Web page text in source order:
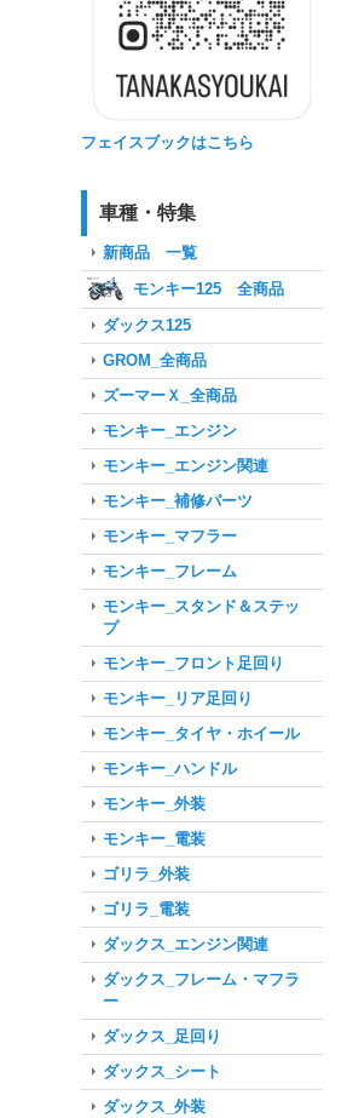
フェイスブックはこちら
車種・特集
新商品 一覧
モンキー125 全商品
ダックス125
GROM_全商品
ズーマーＸ_全商品
モンキー_エンジン
モンキー_エンジン関連
モンキー_補修パーツ
モンキー_マフラー
モンキー_フレーム
モンキー_スタンド＆ステッ
プ
モンキー_フロント足回り
モンキー_リア足回り
モンキー_タイヤ・ホイール
モンキー_ハンドル
モンキー_外装
モンキー_電装
ゴリラ_外装
ゴリラ_電装
ダックス_エンジン関連
ダックス_フレーム・マフラ
ー
ダックス_足回り
ダックス_シート
ダックス_外装